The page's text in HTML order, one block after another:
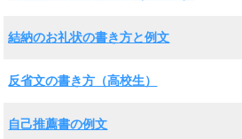
結納のお礼状の書き方と例文
反省文の書き方（高校生）
自己推薦書の例文